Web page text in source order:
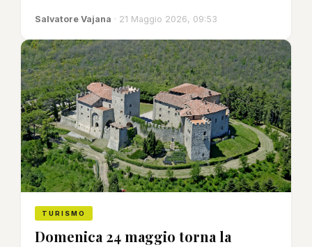
Salvatore Vajana · 21 Maggio 2026, 09:53
TURISMO
Domenica 24 maggio torna la